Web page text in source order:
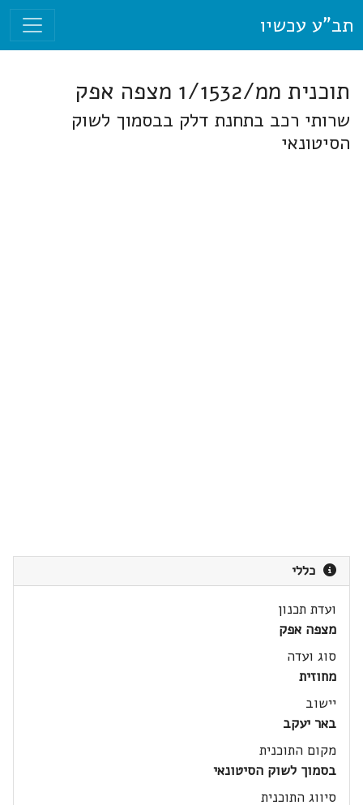
תב"ע עכשיו
תוכנית ממ/1/1532 מצפה אפק
שרותי רכב בתחנת דלק בבסמוך לשוק
הסיטונאי
כללי
ועדת תכנון
מצפה אפק
סוג ועדה
מחוזית
יישוב
באר יעקב
מקום התוכנית
בסמוך לשוק הסיטונאי
סיווג התוכנית